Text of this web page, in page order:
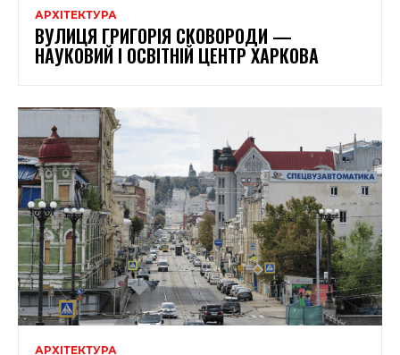
АРХІТЕКТУРА
ВУЛИЦЯ ГРИГОРІЯ СКОВОРОДИ —
НАУКОВИЙ І ОСВІТНІЙ ЦЕНТР ХАРКОВА
АРХІТЕКТУРА